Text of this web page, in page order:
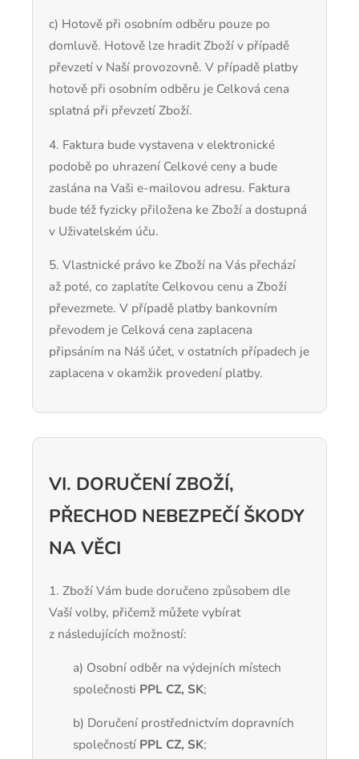
c) Hotově při osobním odběru pouze po
domluvě. Hotově lze hradit Zboží v případě
převzetí v Naší provozovně. V případě platby
hotově při osobním odběru je Celková cena
splatná při převzetí Zboží.
4. Faktura bude vystavena v elektronické
podobě po uhrazení Celkové ceny a bude
zaslána na Vaši e-mailovou adresu. Faktura
bude též fyzicky přiložena ke Zboží a dostupná
v Uživatelském úču.
5. Vlastnické právo ke Zboží na Vás přechází
až poté, co zaplatíte Celkovou cenu a Zboží
převezmete. V případě platby bankovním
převodem je Celková cena zaplacena
připsáním na Náš účet, v ostatních případech je
zaplacena v okamžik provedení platby.
VI. DORUČENÍ ZBOŽÍ,
PŘECHOD NEBEZPEČÍ ŠKODY
NA VĚCI
1. Zboží Vám bude doručeno způsobem dle
Vaší volby, přičemž můžete vybírat
z následujících možností:
a) Osobní odběr na výdejních místech
společnosti PPL CZ, SK;
b) Doručení prostřednictvím dopravních
společností PPL CZ, SK;